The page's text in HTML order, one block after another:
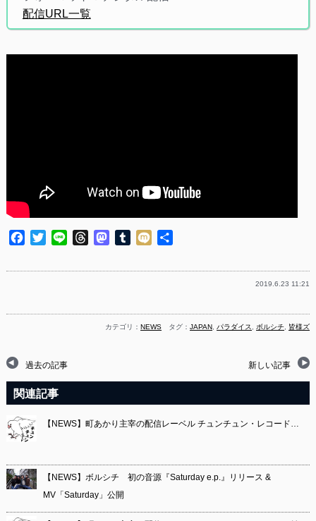
配信URL一覧
Facebook
TwitterLine ThreadsMastodon
Tumblr
Mixi
2019.6.23 11:21
カテゴリ：NEWS タグ：JAPAN パラダイス ボルシチ 皆様ズ
過去の記事 新しい記事
関連記事
【NEWS】町あかり主宰の配信レーベル チュンチュン・レコード…
【NEWS】ボルシチ 初の音源『Saturday e.p.』リリース &
MV「Saturday」公開